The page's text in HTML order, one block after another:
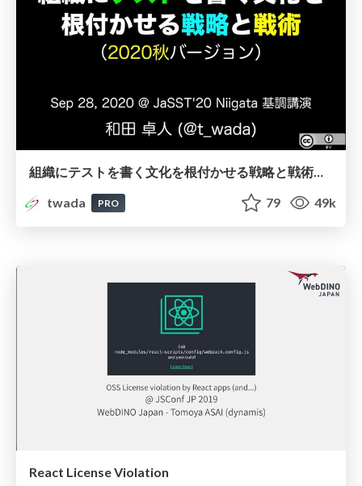
twada
PRO 79 49k
React License Violation